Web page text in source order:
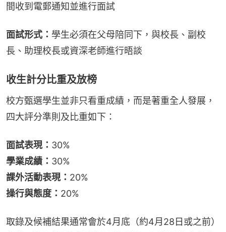
間收到電郵通知並進行面試
面試形式： 學生必須在父母陪同下，與校長、副校
長、助理校長或資深老師進行晤談
收生計分比重及放榜
校方甄選學生並非只看重成績，而是著重全人發展，
四大評分準則及比重如下：
面試表現： 30%
學業成績： 30%
課外活動表現： 20%
操行與態度： 20%
取錄及候補結果通常會於4月底（約4月28日或之前）